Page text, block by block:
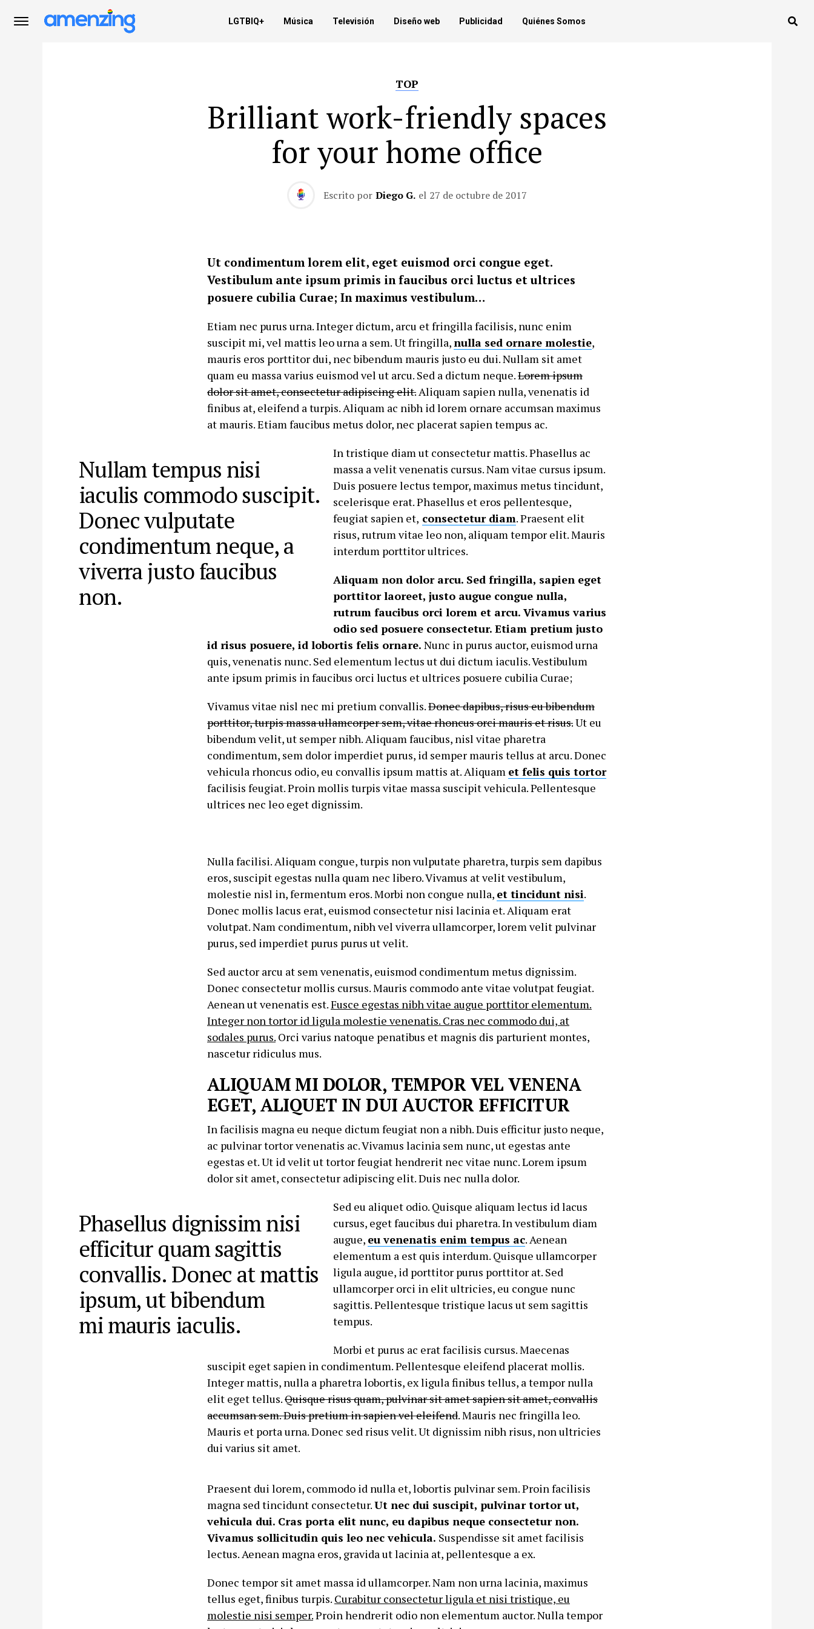
LGTBIQ+ Música Televisión Diseño web Publicidad Quiénes Somos
TOP
Brilliant work-friendly spaces
for your home office
Escrito por Diego G. el 27 de octubre de 2017
Ut condimentum lorem elit, eget euismod orci congue eget.
Vestibulum ante ipsum primis in faucibus orci luctus et ultrices
posuere cubilia Curae; In maximus vestibulum…
Etiam nec purus urna. Integer dictum, arcu et fringilla facilisis, nunc enim
suscipit mi, vel mattis leo urna a sem. Ut fringilla,nulla sed ornare molestie,
mauris eros porttitor dui, nec bibendum mauris justo eu dui. Nullam sit amet
quam eu massa varius euismod vel ut arcu. Sed a dictum neque.Lorem ipsum
dolor sit amet, consectetur adipiscing elit.Aliquam sapien nulla, venenatis id
finibus at, eleifend a turpis. Aliquam ac nibh id lorem ornare accumsan maximus
at mauris. Etiam faucibus metus dolor, nec placerat sapien tempus ac.
Nullam tempus nisi
iaculis commodo suscipit.
Donec vulputate
condimentum neque, a
viverra justo faucibus
non.
In tristique diam ut consectetur mattis. Phasellus ac
massa a velit venenatis cursus. Nam vitae cursus ipsum.
Duis posuere lectus tempor, maximus metus tincidunt,
scelerisque erat. Phasellus et eros pellentesque,
feugiat sapien et, consectetur diam. Praesent elit
risus, rutrum vitae leo non, aliquam tempor elit. Mauris
interdum porttitor ultrices.
Aliquam non dolor arcu. Sed fringilla, sapien eget
porttitor laoreet, justo augue congue nulla,
rutrum faucibus orci lorem et arcu. Vivamus varius
odio sed posuere consectetur. Etiam pretium justo
id risus posuere, id lobortis felis ornare. Nunc in purus auctor, euismod urna
quis, venenatis nunc. Sed elementum lectus ut dui dictum iaculis. Vestibulum
ante ipsum primis in faucibus orci luctus et ultrices posuere cubilia Curae;
Vivamus vitae nisl nec mi pretium convallis.Donec dapibus, risus eu bibendum
porttitor, turpis massa ullamcorper sem, vitae rhoncus orci mauris et risus.Ut eu
bibendum velit, ut semper nibh. Aliquam faucibus, nisl vitae pharetra
condimentum, sem dolor imperdiet purus, id semper mauris tellus at arcu. Donec
vehicula rhoncus odio, eu convallis ipsum mattis at. Aliquam et felis quis tortor
facilisis feugiat. Proin mollis turpis vitae massa suscipit vehicula. Pellentesque
ultrices nec leo eget dignissim.
Nulla facilisi. Aliquam congue, turpis non vulputate pharetra, turpis sem dapibus
eros, suscipit egestas nulla quam nec libero. Vivamus at velit vestibulum,
molestie nisl in, fermentum eros. Morbi non congue nulla, et tincidunt nisi.
Donec mollis lacus erat, euismod consectetur nisi lacinia et. Aliquam erat
volutpat. Nam condimentum, nibh vel viverra ullamcorper, lorem velit pulvinar
purus, sed imperdiet purus purus ut velit.
Sed auctor arcu at sem venenatis, euismod condimentum metus dignissim.
Donec consectetur mollis cursus. Mauris commodo ante vitae volutpat feugiat.
Aenean ut venenatis est.Fusce egestas nibh vitae augue porttitor elementum.
Integer non tortor id ligula molestie venenatis. Cras nec commodo dui, at
sodales purus. Orci varius natoque penatibus et magnis dis parturient montes,
nascetur ridiculus mus.
ALIQUAM MI DOLOR, TEMPOR VEL VENENA
EGET, ALIQUET IN DUI AUCTOR EFFICITUR
In facilisis magna eu neque dictum feugiat non a nibh. Duis efficitur justo neque,
ac pulvinar tortor venenatis ac. Vivamus lacinia sem nunc, ut egestas ante
egestas et. Ut id velit ut tortor feugiat hendrerit nec vitae nunc. Lorem ipsum
dolor sit amet, consectetur adipiscing elit. Duis nec nulla dolor.
Phasellus dignissim nisi
efficitur quam sagittis
convallis. Donec at mattis
ipsum, ut bibendum
mi mauris iaculis.
Sed eu aliquet odio. Quisque aliquam lectus id lacus
cursus, eget faucibus dui pharetra. In vestibulum diam
augue, eu venenatis enim tempus ac. Aenean
elementum a est quis interdum. Quisque ullamcorper
ligula augue, id porttitor purus porttitor at. Sed
ullamcorper orci in elit ultricies, eu congue nunc
sagittis. Pellentesque tristique lacus ut sem sagittis
tempus.
Morbi et purus ac erat facilisis cursus. Maecenas
suscipit eget sapien in condimentum. Pellentesque eleifend placerat mollis.
Integer mattis, nulla a pharetra lobortis, ex ligula finibus tellus, a tempor nulla
elit eget tellus.Quisque risus quam, pulvinar sit amet sapien sit amet, convallis
accumsan sem. Duis pretium in sapien vel eleifend. Mauris nec fringilla leo.
Mauris et porta urna. Donec sed risus velit. Ut dignissim nibh risus, non ultricies
dui varius sit amet.
Praesent dui lorem, commodo id nulla et, lobortis pulvinar sem. Proin facilisis
magna sed tincidunt consectetur.Ut nec dui suscipit, pulvinar tortor ut,
vehicula dui. Cras porta elit nunc, eu dapibus neque consectetur non.
Vivamus sollicitudin quis leo nec vehicula. Suspendisse sit amet facilisis
lectus. Aenean magna eros, gravida ut lacinia at, pellentesque a ex.
Donec tempor sit amet massa id ullamcorper. Nam non urna lacinia, maximus
tellus eget, finibus turpis. Curabitur consectetur ligula et nisi tristique, eu
molestie nisi semper.Proin hendrerit odio non elementum auctor. Nulla tempor